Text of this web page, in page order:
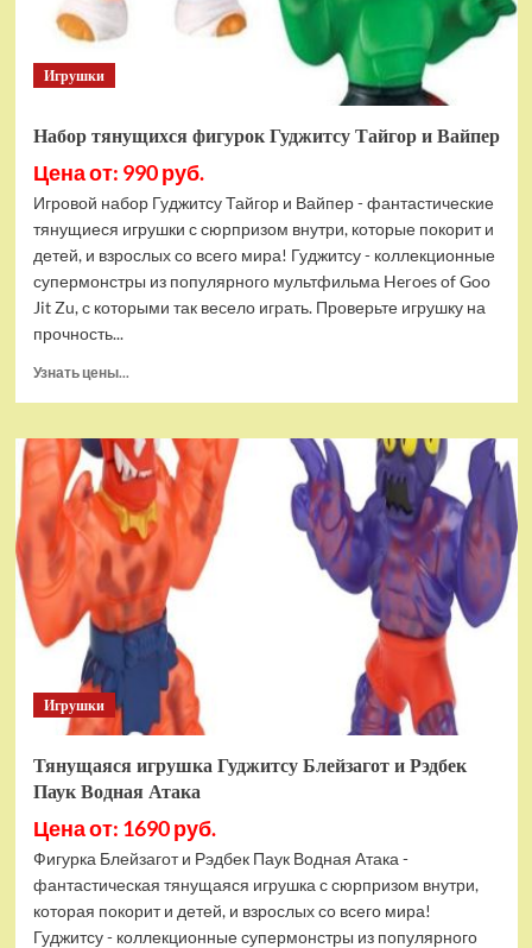
(XBOX
Игрушки
Набор тянущихся фигурок Гуджитсу Тайгор и Вайпер
Цена от: 990 руб.
Игровой набор Гуджитсу Тайгор и Вайпер - фантастические
тянущиеся игрушки с сюрпризом внутри, которые покорит и
детей, и взрослых со всего мира! Гуджитсу - коллекционные
супермонстры из популярного мультфильма Heroes of Goo
Jit Zu, с которыми так весело играть. Проверьте игрушку на
прочность...
Узнать цены...
Набор
тянущихся
фигурок
Гуджитсу
Тайгор
и
Вайпер
Игрушки
Тянущаяся игрушка Гуджитсу Блейзагот и Рэдбек
Паук Водная Атака
Цена от: 1690 руб.
Фигурка Блейзагот и Рэдбек Паук Водная Атака -
фантастическая тянущаяся игрушка с сюрпризом внутри,
которая покорит и детей, и взрослых со всего мира!
Гуджитсу - коллекционные супермонстры из популярного